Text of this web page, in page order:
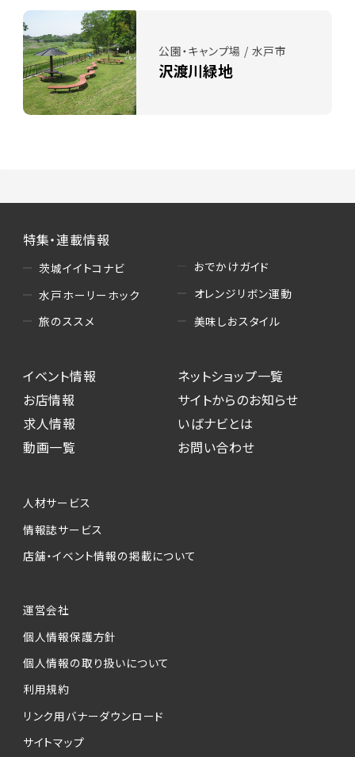
公園・キャンプ場 / 水戸市
沢渡川緑地
特集・連載情報
茨城イイトコナビ
水戸ホーリーホック
旅のススメ
おでかけガイド
オレンジリボン運動
美味しおスタイル
イベント情報
お店情報
求人情報
動画一覧
ネットショップ一覧
サイトからのお知らせ
いばナビとは
お問い合わせ
人材サービス
情報誌サービス
店舗・イベント情報の掲載について
運営会社
個人情報保護方針
個人情報の取り扱いについて
利用規約
リンク用バナーダウンロード
サイトマップ